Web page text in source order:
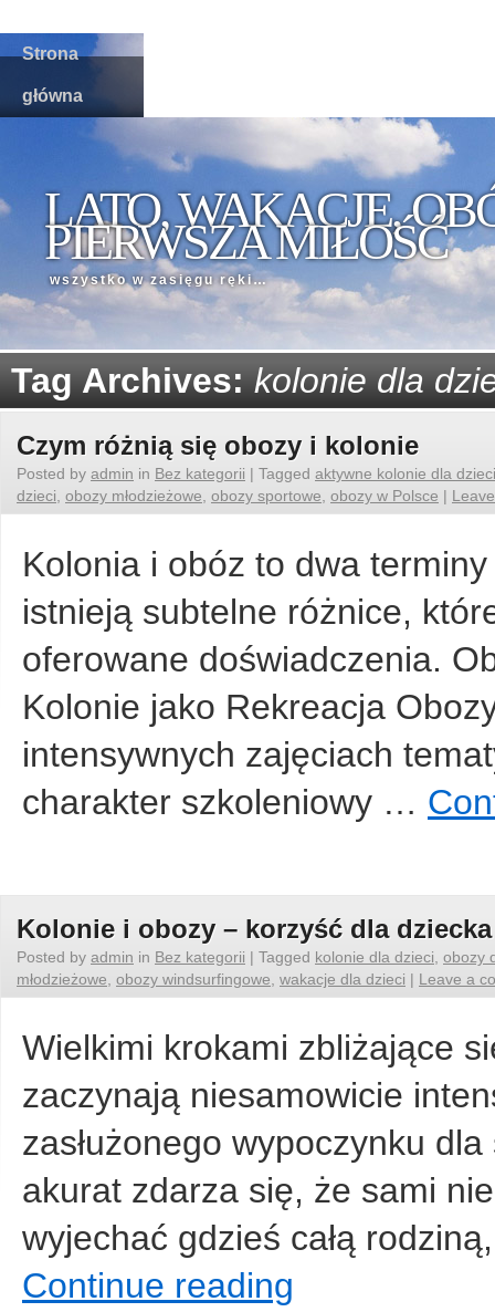
Strona
główna
LATO, WAKACJE,
PIERWSZA MIŁOŚĆ
wszystko w zasięgu ręki…
Tag Archives:kolonie dla
Czym różnią się obozy i kolonie
Posted by admin in Bez kategorii | Tagged aktywne kolonie dla dzieci
dzieci obozy młodzieżowe obozy sportowe obozy w Polsce |
Kolonia i obóz to dwa
istnieją subtelne różnice,
oferowane doświadczenia.
Kolonie jako Rekreacja
intensywnych zajęciach
charakter szkoleniowy …
Kolonie i obozy – korzyść dla
Posted by admin in Bez kategorii | Tagged kolonie dla dzieci obozy
młodzieżowe obozy windsurfingowe wakacje dla dzieci | Leave a
Wielkimi krokami zbliżające
zaczynają niesamowicie
zasłużonego wypoczynku
akurat zdarza się, że sami
wyjechać gdzieś całą
Continue reading